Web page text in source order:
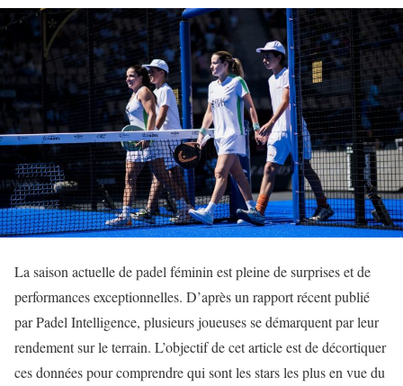
La saison actuelle de padel féminin est pleine de surprises et de
performances exceptionnelles. D’après un rapport récent publié
par Padel Intelligence, plusieurs joueuses se démarquent par leur
rendement sur le terrain. L’objectif de cet article est de décortiquer
ces données pour comprendre qui sont les stars les plus en vue du